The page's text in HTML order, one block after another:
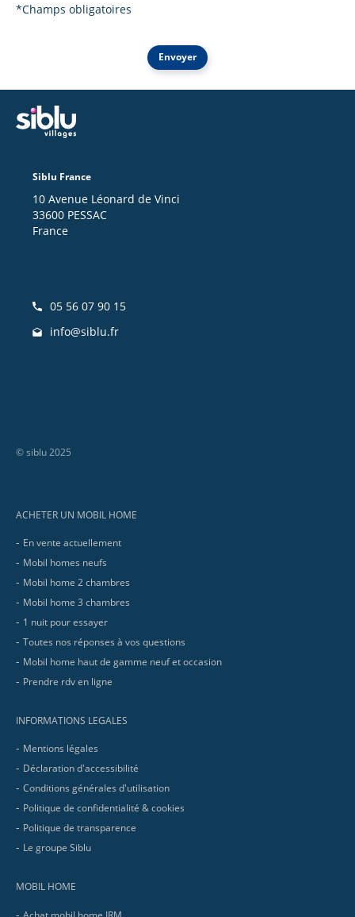
*Champs obligatoires
Envoyer
Siblu France
10 Avenue Léonard de Vinci
33600 PESSAC
France
05 56 07 90 15
info@siblu.fr
© siblu 2025
ACHETER UN MOBIL HOME
En vente actuellement
Mobil homes neufs
Mobil home 2 chambres
Mobil home 3 chambres
1 nuit pour essayer
Toutes nos réponses à vos questions
Mobil home haut de gamme neuf et occasion
Prendre rdv en ligne
INFORMATIONS LEGALES
Mentions légales
Déclaration d'accessibilité
Conditions générales d'utilisation
Politique de confidentialité & cookies
Politique de transparence
Le groupe Siblu
MOBIL HOME